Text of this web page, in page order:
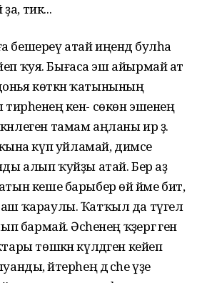
тик...
бешереү атай иңендә булһа
ҡуя. Бығаса эш айырмай ат
көткән ҡатынының
әкен- сөкөн эшенең
тамам аңланы ир ҙә.
күп уйламай, димсе
алып ҡуйҙы атай. Бер аҙ
кеше барыбер өй йәме бит,
ҡараулы. Ҡатҡыл да түгел
бармай. Әсәһенең ҡәҙергә генә
төшкән күлдәген кейеп
әйтерһең дә әсәһе үҙе